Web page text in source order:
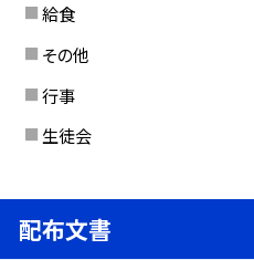
給食
その他
行事
生徒会
配布文書